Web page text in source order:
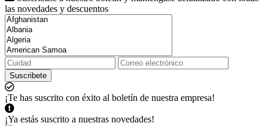
las novedades y descuentos
Suscribete
¡Te has suscrito con éxito al boletín de nuestra empresa!
¡Ya estás suscrito a nuestras novedades!